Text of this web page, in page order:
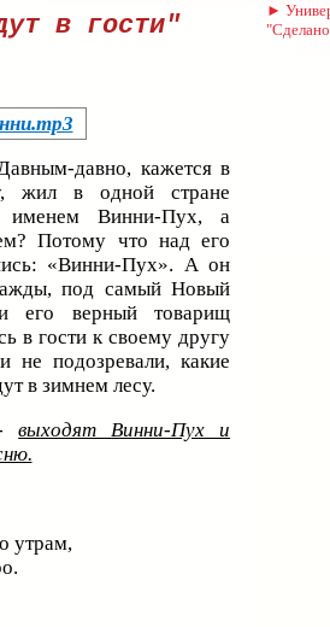
►
в гости"
давно, кажется в
жил в одной стране
именем Винни-Пух, а
Потому что над его
«Винни-Пух». А он
под самый Новый
его верный товарищ
в гости к своему другу
не подозревали, какие
в зимнем лесу.
выходят Винни-Пух и
утрам,